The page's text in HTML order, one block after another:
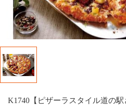
K1740【ピザーラスタイル道の